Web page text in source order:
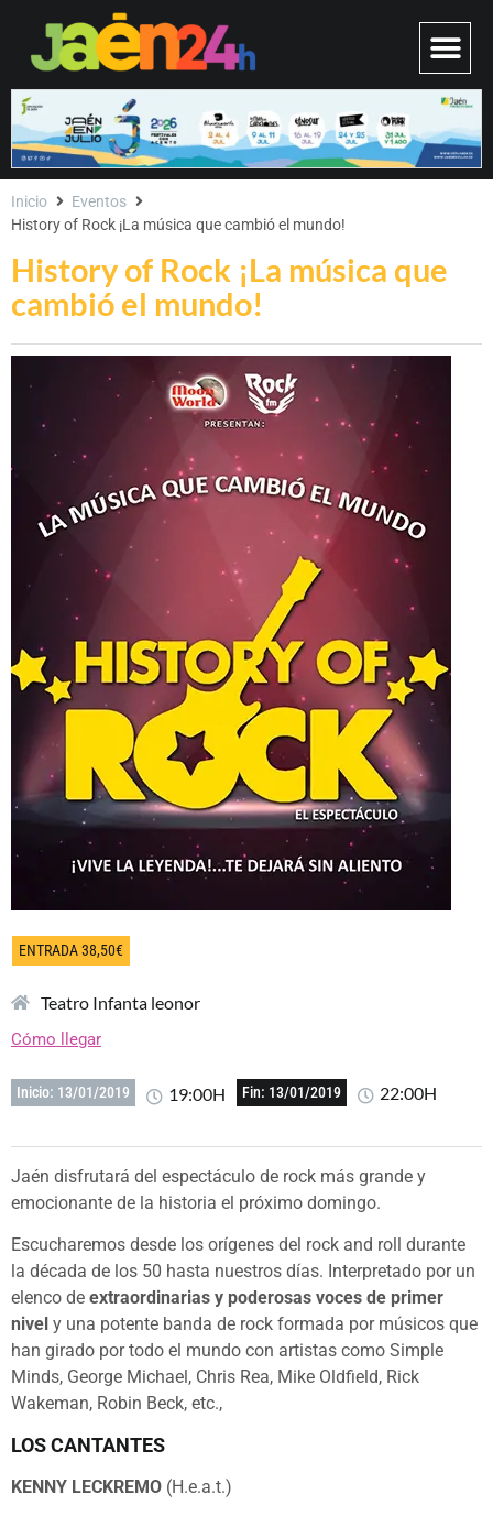
History of Rock ¡La música que
cambió el mundo!
Inicio
Eventos
History of Rock ¡La música que cambió el mundo!
ENTRADA 38,50€
Teatro Infanta leonor
Cómo llegar
Inicio: 13/01/2019 19:00H Fin: 13/01/2019 22:00H
Jaén disfrutará del espectáculo de rock más grande y
emocionante de la historia el próximo domingo.
Escucharemos desde los orígenes del rock and roll durante
la década de los 50 hasta nuestros días. Interpretado por un
elenco de extraordinarias y poderosas voces de primer
nivel y una potente banda de rock formada por músicos que
han girado por todo el mundo con artistas como Simple
Minds, George Michael, Chris Rea, Mike Oldfield, Rick
Wakeman, Robin Beck, etc.,
LOS CANTANTES
KENNY LECKREMO (H.e.a.t.)